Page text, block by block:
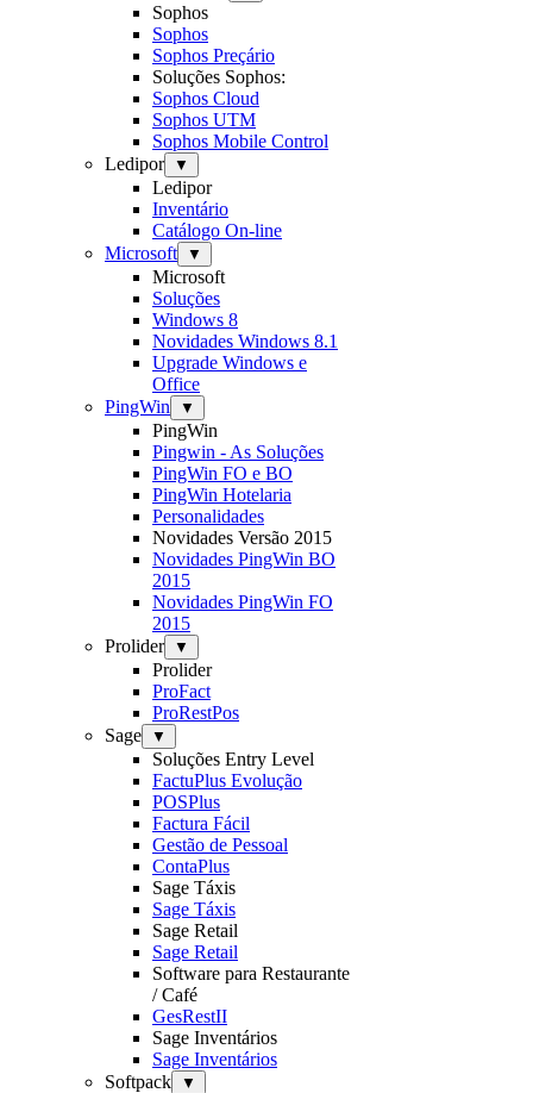
Sophos
Sophos
Sophos Preçário
Soluções Sophos:
Sophos Cloud
Sophos UTM
Sophos Mobile Control
Ledipor
▼
Ledipor
Inventário
Catálogo On-line
Microsoft
▼
Microsoft
Soluções
Windows 8
Novidades Windows 8.1
Upgrade Windows e
Office
PingWin
▼
PingWin
Pingwin - As Soluções
PingWin FO e BO
PingWin Hotelaria
Personalidades
Novidades Versão 2015
Novidades PingWin BO
2015
Novidades PingWin FO
2015
Prolider
▼
Prolider
ProFact
ProRestPos
Sage
▼
Soluções Entry Level
FactuPlus Evolução
POSPlus
Factura Fácil
Gestão de Pessoal
ContaPlus
Sage Táxis
Sage Táxis
Sage Retail
Sage Retail
Software para Restaurante
/ Café
GesRestII
Sage Inventários
Sage Inventários
Softpack
▼